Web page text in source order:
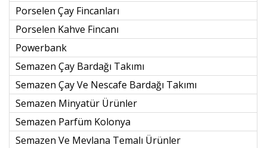
Porselen Çay Fincanları
Porselen Kahve Fincanı
Powerbank
Semazen Çay Bardağı Takımı
Semazen Çay Ve Nescafe Bardağı Takımı
Semazen Minyatür Ürünler
Semazen Parfüm Kolonya
Semazen Ve Mevlana Temalı Ürünler